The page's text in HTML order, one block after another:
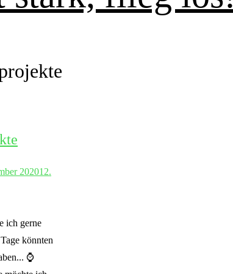
202012.
ich gerne
könnten
⌚️